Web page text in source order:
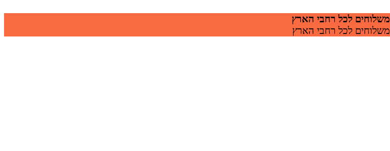
משלוחים לכל רחבי הארץ
משלוחים לכל רחבי הארץ